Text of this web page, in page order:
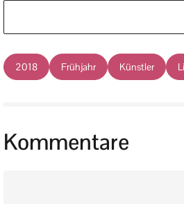
2018 Frühjahr Künstler
Kommentare